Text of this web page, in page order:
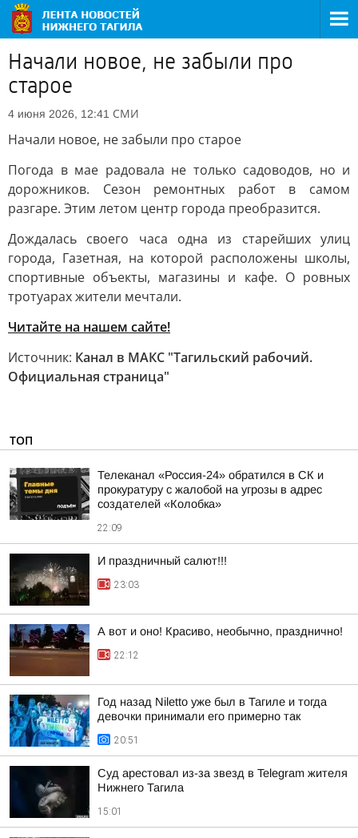
Начали новое, не забыли про
старое
4 июня 2026, 12:41 СМИ
Начали новое, не забыли про старое
Погода в мае радовала не только садоводов, но и
дорожников. Сезон ремонтных работ в самом
разгаре. Этим летом центр города преобразится.
Дождалась своего часа одна из старейших улиц
города, Газетная, на которой расположены школы,
спортивные объекты, магазины и кафе. О ровных
тротуарах жители мечтали.
Читайте на нашем сайте!
Источник: Канал в МАКС "Тагильский рабочий.
Официальная страница"
ТОП
Телеканал «Россия-24» обратился в СК и
прокуратуру с жалобой на угрозы в адрес
создателей «Колобка»
22:09
И праздничный салют!!!
23:03
А вот и оно! Красиво, необычно, празднично!
22:12
Год назад Niletto уже был в Тагиле и тогда
девочки принимали его примерно так
20:51
Суд арестовал из-за звезд в Telegram жителя
Нижнего Тагила
15:01